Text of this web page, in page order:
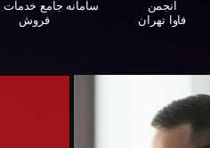
انجمن
فاوا تهران
سامانه جامع
فروش